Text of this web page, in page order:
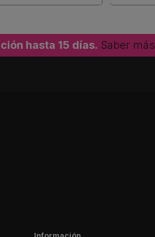
hasta 15 días. Saber más